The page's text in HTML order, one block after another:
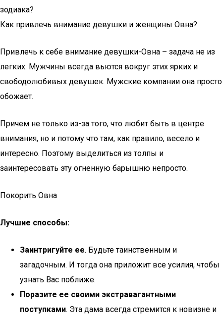
зодиака?
Как привлечь внимание девушки и женщины Овна?
Привлечь к себе внимание девушки-Овна – задача не из
легких. Мужчины всегда вьются вокруг этих ярких и
свободолюбивых девушек. Мужские компании она просто
обожает.
Причем не только из-за того, что любит быть в центре
внимания, но и потому что там, как правило, весело и
интересно. Поэтому выделиться из толпы и
заинтересовать эту огненную барышню непросто.
Покорить Овна
Лучшие способы:
Заинтригуйте ее. Будьте таинственным и
загадочным. И тогда она приложит все усилия, чтобы
узнать Вас поближе.
Поразите ее своими экстравагантными
поступками. Эта дама всегда стремится к новизне и